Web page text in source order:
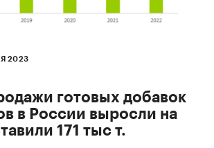
2023
готовых добавок
в России выросли на
171 тыс т.